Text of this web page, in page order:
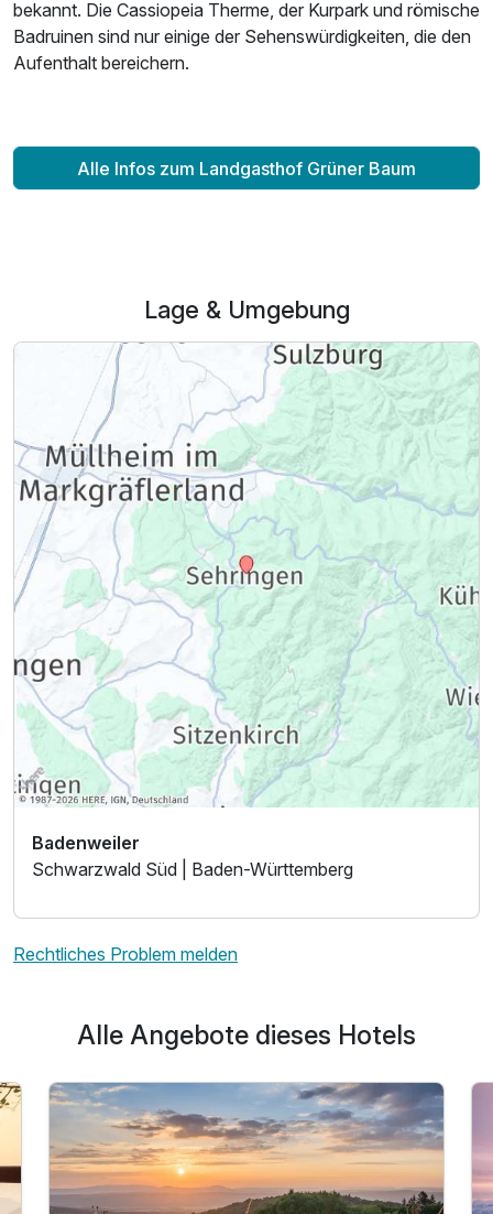
Ausstattung
Für 7 Tage p.P. ab619,00 €
Großes Doppelzimmer mit Balkon
2 Erwachsene
Ausstattung
Für 7 Tage p.P. ab439,00 €
bekannt. Die Cassiopeia Therme, der Kurpark und römische
Badruinen sind nur einige der Sehenswürdigkeiten, die den
Aufenthalt bereichern.
Alle Infos zum Landgasthof Grüner Baum
Lage & Umgebung
Badenweiler
Schwarzwald Süd | Baden-Württemberg
Rechtliches Problem melden
Alle Angebote dieses Hotels